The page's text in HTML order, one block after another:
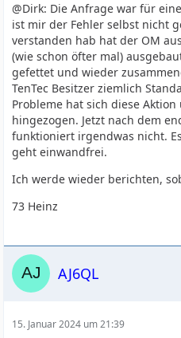
@Dirk: Die Anfrage war für
ist mir der Fehler selbst nicht
verstanden hab hat der OM
(wie schon öfter mal)
gefettet und wieder
TenTec Besitzer ziemlich
Probleme hat sich diese
hingezogen. Jetzt nach dem
funktioniert irgendwas nicht.
geht einwandfrei.
Ich werde wieder berichten,
73 Heinz
AJ6QL
15. Januar 2024 um 21:39